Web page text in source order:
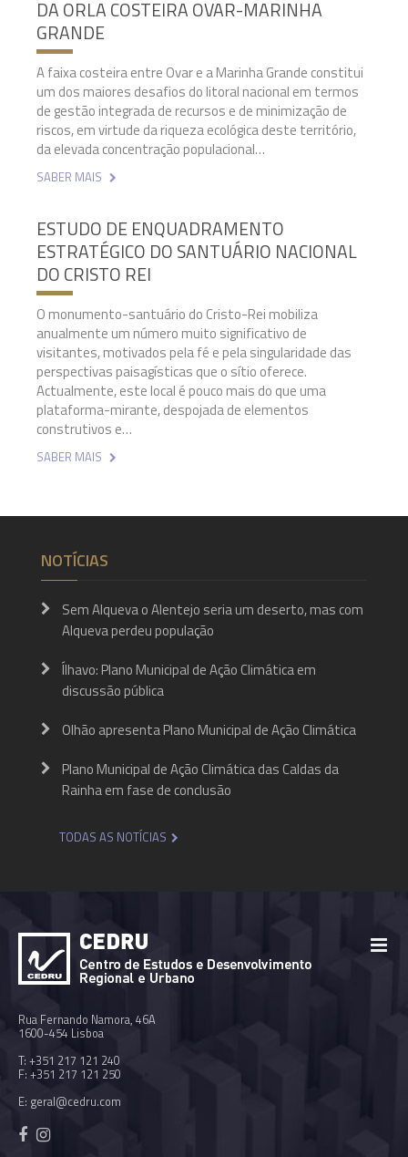
DA ORLA COSTEIRA OVAR-MARINHA
GRANDE
A faixa costeira entre Ovar e a Marinha Grande constitui
um dos maiores desafios do litoral nacional em termos
de gestão integrada de recursos e de minimização de
riscos, em virtude da riqueza ecológica deste território,
da elevada concentração populacional…
SABER MAIS
ESTUDO DE ENQUADRAMENTO
ESTRATÉGICO DO SANTUÁRIO NACIONAL
DO CRISTO REI
O monumento-santuário do Cristo-Rei mobiliza
anualmente um número muito significativo de
visitantes, motivados pela fé e pela singularidade das
perspectivas paisagísticas que o sítio oferece.
Actualmente, este local é pouco mais do que uma
plataforma-mirante, despojada de elementos
construtivos e…
SABER MAIS
NOTÍCIAS
Sem Alqueva o Alentejo seria um deserto, mas com
Alqueva perdeu população
Ílhavo: Plano Municipal de Ação Climática em
discussão pública
Olhão apresenta Plano Municipal de Ação Climática
Plano Municipal de Ação Climática das Caldas da
Rainha em fase de conclusão
TODAS AS NOTÍCIAS
Rua Fernando Namora, 46A
1600-454 Lisboa
T: +351 217 121 240
F: +351 217 121 250
E: geral@cedru.com